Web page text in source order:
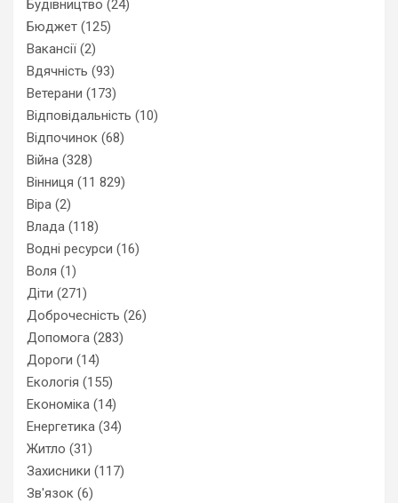
Будівництво (24)
Бюджет (125)
Вакансії (2)
Вдячність (93)
Ветерани (173)
Відповідальність (10)
Відпочинок (68)
Війна (328)
Вінниця (11 829)
Віра (2)
Влада (118)
Водні ресурси (16)
Воля (1)
Діти (271)
Доброчесність (26)
Допомога (283)
Дороги (14)
Екологія (155)
Економіка (14)
Енергетика (34)
Житло (31)
Захисники (117)
Зв'язок (6)